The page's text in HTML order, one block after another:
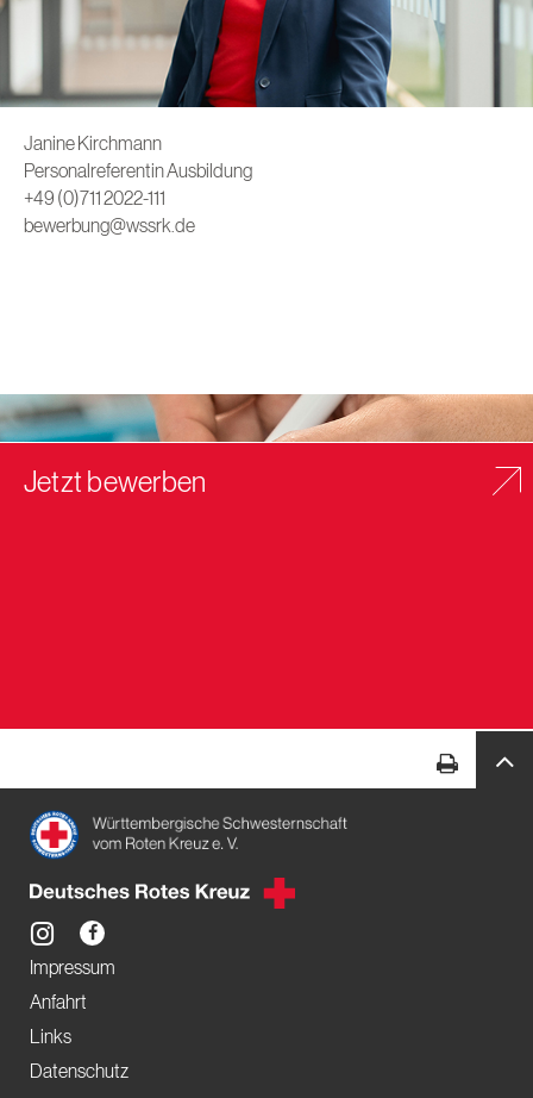
Janine Kirchmann
Personalreferentin Ausbildung
+49 (0)711 2022-111
bewerbung@wssrk.de
Jetzt bewerben
Impressum
Anfahrt
Links
Datenschutz